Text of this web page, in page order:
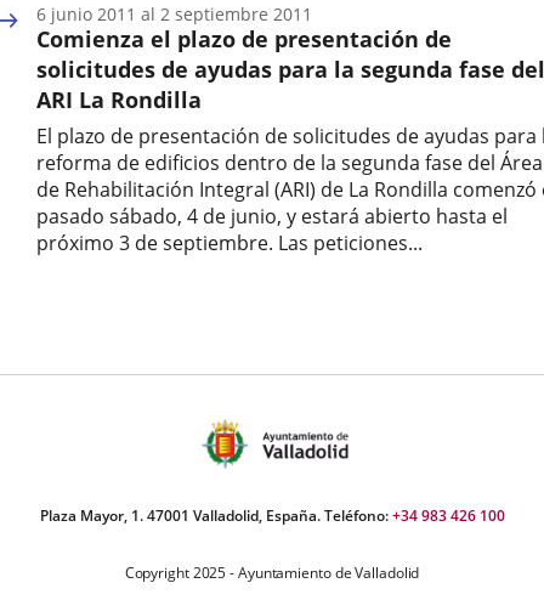
inicio
del
evento
Comienza el plazo de presentación de
solicitudes de ayudas para la segunda fase del
ARI La Rondilla
El plazo de presentación de solicitudes de ayudas para
reforma de edificios dentro de la segunda fase del Área
de Rehabilitación Integral (ARI) de La Rondilla comenzó
pasado sábado, 4 de junio, y estará abierto hasta el
próximo 3 de septiembre. Las peticiones...
6 junio 2011 al 2 septiembre 2011
Plaza Mayor, 1. 47001 Valladolid, España. Teléfono:+34 983 426 100
Copyright 2025 - Ayuntamiento de Valladolid